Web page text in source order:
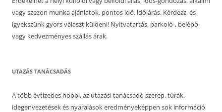
vagy szezon munka ajánlatok, pontos idő, időjárás. Kérdezz, és
igyekszünk gyors választ küldeni! Nyitvatartás, parkoló-, belépő-
vagy kedvezményes szállás árak.
UTAZÁS TANÁCSADÁS
A több évtizedes hobbi, az utazási tanácsadó szerep, túrák,
idegenvezetések és nyaralások eredményeképpen sok információ